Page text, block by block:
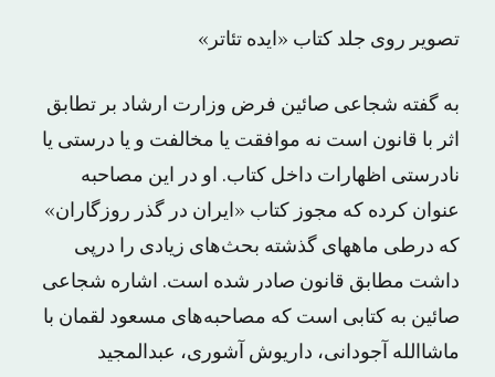
تصویر روی جلد کتاب «ایده تئا‌تر»
به گفته شجاعی صائین فرض وزارت ارشاد بر تطابق
اثر با قانون است نه موافقت یا مخالفت و یا درستی یا
نادرستی اظهارات داخل کتاب. او در این مصاحبه
عنوان کرده که مجوز کتاب «ایران در گذر روزگاران»
که درطی ماههای گذشته بحث‌های زیادی را درپی
داشت مطابق قانون صادر شده است. اشاره شجاعی
صائین به کتابی است که مصاحبه‌های مسعود لقمان با
ماشاالله آجودانی، داریوش آشوری، عبدالمجید